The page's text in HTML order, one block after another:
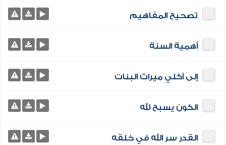
تصحيح المفاهيم
أهمية السنة
إلى آكلي ميراث البنات
الكون يسبح لله
القدر سر الله في خلقه